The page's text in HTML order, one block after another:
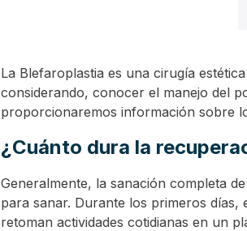
La Blefaroplastia es una cirugía
considerando, conocer el manejo del
proporcionaremos información sobre
¿Cuánto dura la
Generalmente, la sanación completa
para sanar. Durante los primeros días,
retoman actividades cotidianas en un